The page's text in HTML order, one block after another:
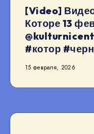
[Video]
Которе 13
#котор
15 февраля, 2026